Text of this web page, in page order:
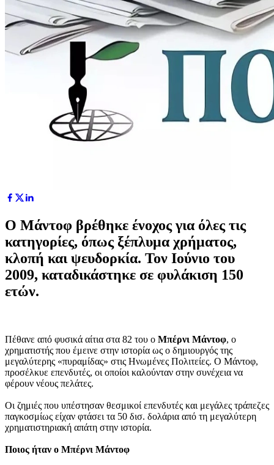
Ο Μάντοφ βρέθηκε ένοχος για όλες τις
κατηγορίες, όπως ξέπλυμα χρήματος,
κλοπή και ψευδορκία. Τον Ιούνιο του
2009, καταδικάστηκε σε φυλάκιση 150
ετών.
Πέθανε από φυσικά αίτια στα 82 του ο Μπέρνι Μάντοφ, ο
χρηματιστής που έμεινε στην ιστορία ως ο δημιουργός της
μεγαλύτερης «πυραμίδας» στις Ηνωμένες Πολιτείες. Ο Μάντοφ,
προσέλκυε επενδυτές, οι οποίοι καλούνταν στην συνέχεια να
φέρουν νέους πελάτες.
Οι ζημιές που υπέστησαν θεσμικοί επενδυτές και μεγάλες τράπεζες
παγκοσμίως είχαν φτάσει τα 50 δισ. δολάρια από τη μεγαλύτερη
χρηματιστηριακή απάτη στην ιστορία.
Ποιος ήταν ο Μπέρνι Μάντοφ